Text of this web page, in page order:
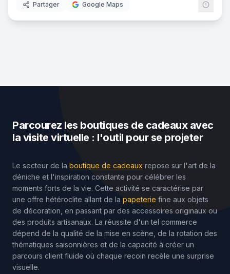
Partager Google Maps
Parcourez les boutiques de cadeaux avec
la visite virtuelle : l'outil pour se projeter
Le secteur de la boutique de cadeaux repose sur l'art de la
déniche et l'inspiration constante pour célébrer les
moments forts de la vie. Cette activité se caractérise par
une offre hétéroclite allant de la papeterie fine aux objets
de décoration, en passant par des accessoires originaux ou
des produits artisanaux. La réussite d'un tel commerce
dépend de la qualité de la mise en scène, de la rotation des
thématiques saisonnières et de la capacité à créer un
parcours client fluide où chaque recoin recèle une surprise
visuelle.